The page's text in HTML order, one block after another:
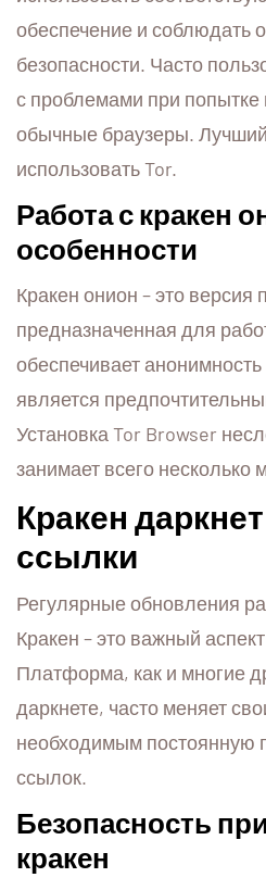
обеспечение и соблюдать
безопасности. Часто
с проблемами при
обычные браузеры.
использовать Tor.
Работа с кракен
особенности
Кракен онион – это
предназначенная для
обеспечивает
является
Установка Tor Browser
занимает всего несколько
Кракен
ссылки
Регулярные обновления
Кракен – это важный
Платформа, как и многие
даркнете, часто меняет
необходимым постоянную
ссылок.
Безопасность
кракен